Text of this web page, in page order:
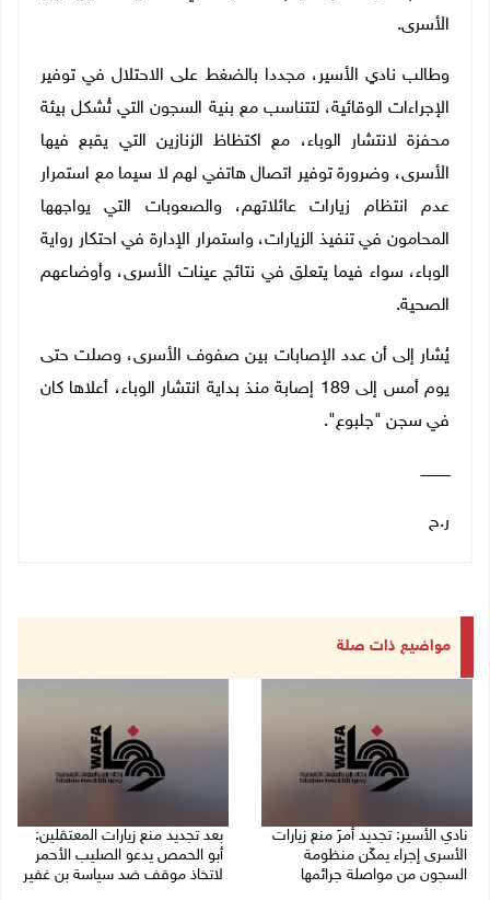
الأسرى.
وطالب نادي الأسير، مجددا بالضغط على الاحتلال في توفير
الإجراءات الوقائية، لتتناسب مع بنية السجون التي تُشكل بيئة
محفزة لانتشار الوباء، مع اكتظاظ الزنازين التي يقبع فيها
الأسرى، وضرورة توفير اتصال هاتفي لهم لا سيما مع استمرار
عدم انتظام زيارات عائلاتهم، والصعوبات التي يواجهها
المحامون في تنفيذ الزيارات، واستمرار الإدارة في احتكار رواية
الوباء، سواء فيما يتعلق في نتائج عينات الأسرى، وأوضاعهم
الصحية.
يُشار إلى أن عدد الإصابات بين صفوف الأسرى، وصلت حتى
يوم أمس إلى 189 إصابة منذ بداية انتشار الوباء، أعلاها كان
في سجن "جلبوع".
ـــــــــــــ
ر.ح
مواضيع ذات صلة
نادي الأسير: تجديد أمرَ منع زيارات
الأسرى إجراء يمكّن منظومة
السجون من مواصلة جرائمها
بعد تجديد منع زيارات المعتقلين:
أبو الحمص يدعو الصليب الأحمر
لاتخاذ موقف ضد سياسة بن غفير